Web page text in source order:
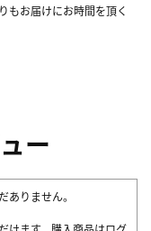
もお届けにお時間を頂く
ー
りません。